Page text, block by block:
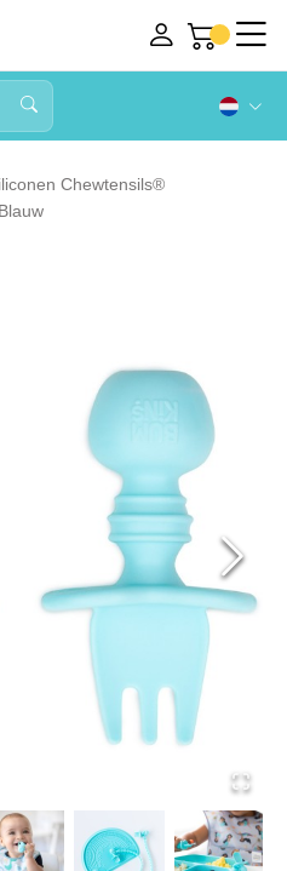
Chewtensils®